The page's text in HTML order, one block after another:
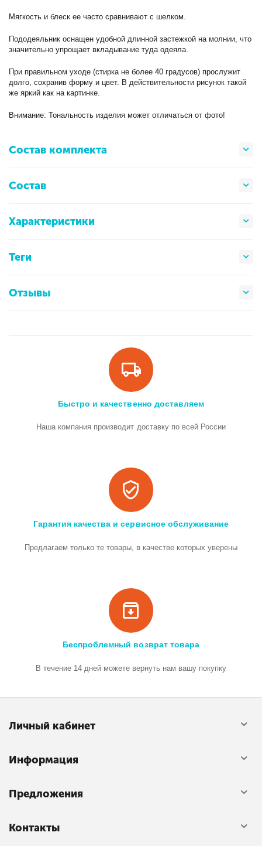
Мягкость и блеск ее часто сравнивают с шелком.
Пододеяльник оснащен удобной длинной застежкой на молнии, что
значительно упрощает вкладывание туда одеяла.
При правильном уходе (стирка не более 40 градусов) прослужит
долго, сохранив форму и цвет. В действительности рисунок такой
же яркий как на картинке.
Внимание: Тональность изделия может отличаться от фото!
Состав комплекта
Состав
Характеристики
Теги
Отзывы
Быстро и качественно доставляем
Наша компания производит доставку по всей России
Гарантия качества и сервисное обслуживание
Предлагаем только те товары, в качестве которых уверены
Беспроблемный возврат товара
В течение 14 дней можете вернуть нам вашу покупку
Личный кабинет
Информация
Предложения
Контакты